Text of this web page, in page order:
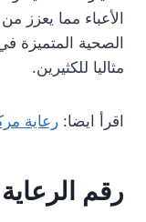
الأعباء مما يعزز
الصحية المتميزة
مثاليا للكثيرين.
اقرأ ايضا: رعاية
رقم